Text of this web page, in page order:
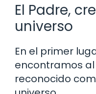
El Padre,
universo
En el primer
encontramos al
reconocido